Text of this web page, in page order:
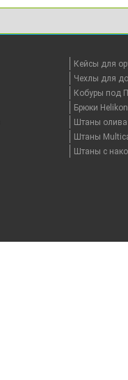
Кейсы для
Чехлы для
Кобуры под
Брюки
Штаны олива
Штаны
Штаны с